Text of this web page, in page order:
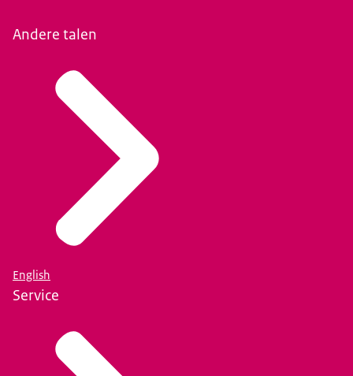
Andere talen
English
Service